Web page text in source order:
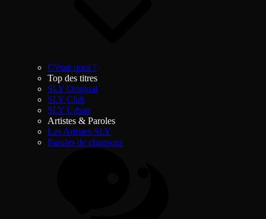
C'était quoi ?
Top des titres
SLY Original
SLY Club
SLY Urban
Artistes & Paroles
Les Artistes SLY
Paroles de chansons